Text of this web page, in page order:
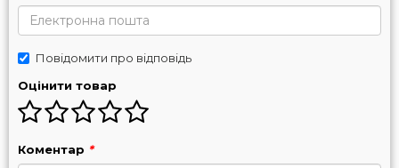
Повідомити про відповідь
Оцінити товар
Коментар *